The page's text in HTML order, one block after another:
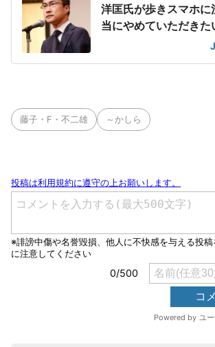
洋匡氏が歩きスマホに
当にやめていただきた
藤子・F・不二雄 ～かしら